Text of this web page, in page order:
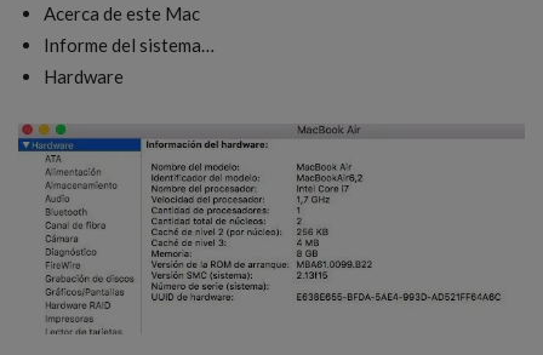
Acerca de este Mac
Informe del sistema…
Hardware